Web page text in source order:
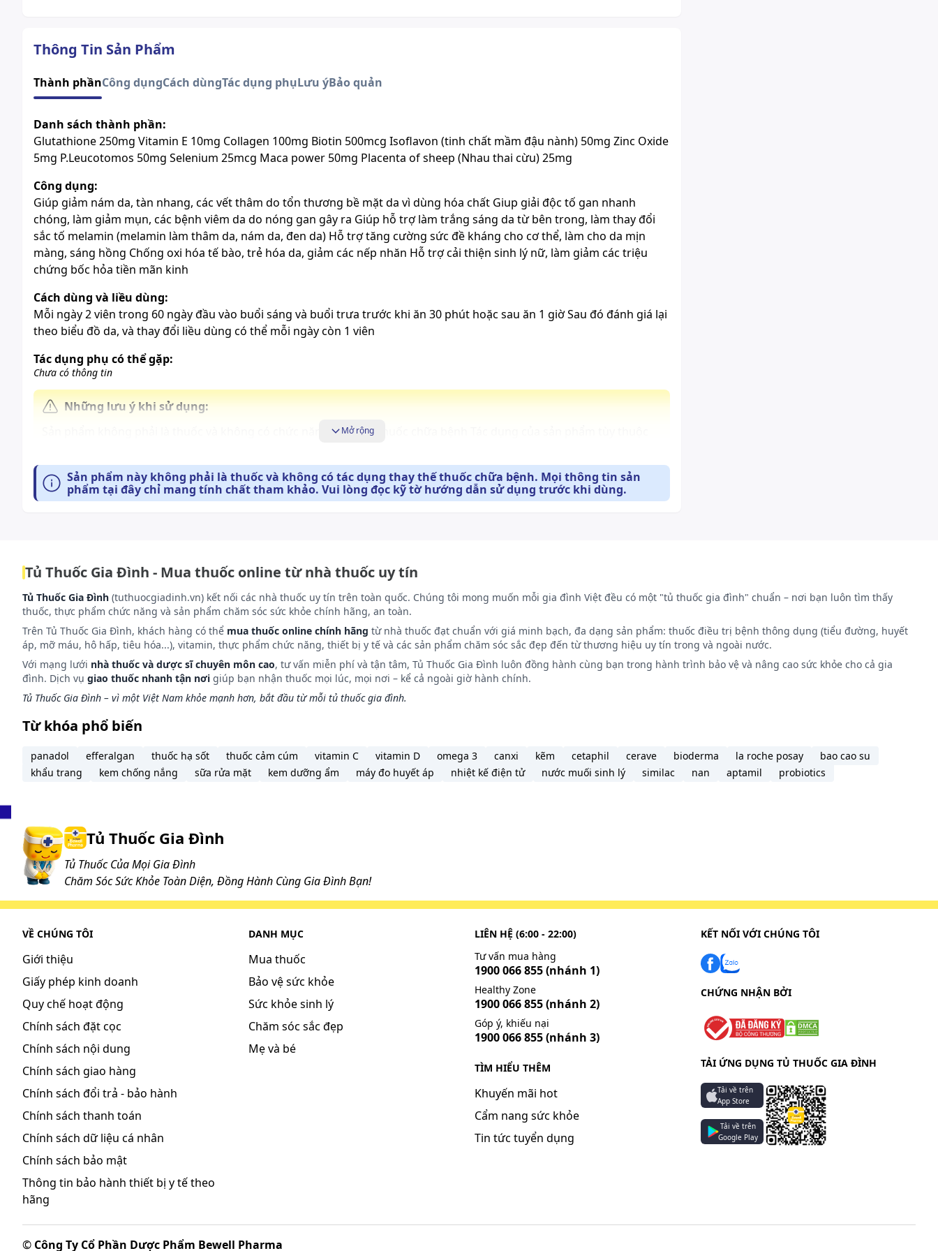
Thông Tin Sản Phẩm
Thành phầnCông dụngCách dùngTác dụng phụLưu ýBảo quản
Danh sách thành phần:
Glutathione 250mg Vitamin E 10mg Collagen 100mg Biotin 500mcg Isoflavon (tinh chất mầm đậu nành) 50mg Zinc Oxide
5mg P.Leucotomos 50mg Selenium 25mcg Maca power 50mg Placenta of sheep (Nhau thai cừu) 25mg
Công dụng:
Giúp giảm nám da, tàn nhang, các vết thâm do tổn thương bề mặt da vì dùng hóa chất Giup giải độc tố gan nhanh
chóng, làm giảm mụn, các bệnh viêm da do nóng gan gây ra Giúp hỗ trợ làm trắng sáng da từ bên trong, làm thay đổi
sắc tố melamin (melamin làm thâm da, nám da, đen da) Hỗ trợ tăng cường sức đề kháng cho cơ thể, làm cho da mịn
màng, sáng hồng Chống oxi hóa tế bào, trẻ hóa da, giảm các nếp nhăn Hỗ trợ cải thiện sinh lý nữ, làm giảm các triệu
chứng bốc hỏa tiền mãn kinh
Cách dùng và liều dùng:
Mỗi ngày 2 viên trong 60 ngày đầu vào buổi sáng và buổi trưa trước khi ăn 30 phút hoặc sau ăn 1 giờ Sau đó đánh giá lại
theo biểu đồ da, và thay đổi liều dùng có thể mỗi ngày còn 1 viên
Tác dụng phụ có thể gặp:
Chưa có thông tin
Những lưu ý khi sử dụng:
Sản phẩm không phải là thuốc và không có chức năng thay thế thuốc chữa bệnh Tác dụng của sản phẩm tùy thuộc
Cách bảo quản:
Nơi khô ráo thoáng mát, tránh ánh nắng trực tiếp và nhiệt độ cao
Mở rộng
Sản phẩm này không phải là thuốc và không có tác dụng thay thế thuốc chữa bệnh. Mọi thông tin sản
phẩm tại đây chỉ mang tính chất tham khảo. Vui lòng đọc kỹ tờ hướng dẫn sử dụng trước khi dùng.
Tủ Thuốc Gia Đình - Mua thuốc online từ nhà thuốc uy tín
Tủ Thuốc Gia Đình (tuthuocgiadinh.vn) kết nối các nhà thuốc uy tín trên toàn quốc. Chúng tôi mong muốn mỗi gia đình Việt đều có một "tủ thuốc gia đình" chuẩn – nơi bạn luôn tìm thấy
thuốc, thực phẩm chức năng và sản phẩm chăm sóc sức khỏe chính hãng, an toàn.
Trên Tủ Thuốc Gia Đình, khách hàng có thể mua thuốc online chính hãng từ nhà thuốc đạt chuẩn với giá minh bạch, đa dạng sản phẩm: thuốc điều trị bệnh thông dụng (tiểu đường, huyết
áp, mỡ máu, hô hấp, tiêu hóa...), vitamin, thực phẩm chức năng, thiết bị y tế và các sản phẩm chăm sóc sắc đẹp đến từ thương hiệu uy tín trong và ngoài nước.
Với mạng lưới nhà thuốc và dược sĩ chuyên môn cao, tư vấn miễn phí và tận tâm, Tủ Thuốc Gia Đình luôn đồng hành cùng bạn trong hành trình bảo vệ và nâng cao sức khỏe cho cả gia
đình. Dịch vụ giao thuốc nhanh tận nơi giúp bạn nhận thuốc mọi lúc, mọi nơi – kể cả ngoài giờ hành chính.
Tủ Thuốc Gia Đình – vì một Việt Nam khỏe mạnh hơn, bắt đầu từ mỗi tủ thuốc gia đình.
Từ khóa phổ biến
panadol efferalgan thuốc hạ sốt thuốc cảm cúm vitamin C vitamin D omega 3 canxi kẽm cetaphil cerave bioderma la roche posay
bao cao su
khẩu trang
kem chống nắng sữa rửa mặt kem dưỡng ẩm máy đo huyết áp nhiệt kế điện tử nước muối sinh lý similac nan aptamil probiotics
Tủ Thuốc Gia Đình
Tủ Thuốc Của Mọi Gia Đình
Chăm Sóc Sức Khỏe Toàn Diện, Đồng Hành Cùng Gia Đình Bạn!
VỀ CHÚNG TÔI
Giới thiệu
Giấy phép kinh doanh
Quy chế hoạt động
Chính sách đặt cọc
Chính sách nội dung
Chính sách giao hàng
Chính sách đổi trả - bảo hành
Chính sách thanh toán
Chính sách dữ liệu cá nhân
Chính sách bảo mật
Thông tin bảo hành thiết bị y tế theo
hãng
DANH MỤC
Mua thuốc
Bảo vệ sức khỏe
Sức khỏe sinh lý
Chăm sóc sắc đẹp
Mẹ và bé
LIÊN HỆ (6:00 - 22:00)
Tư vấn mua hàng
1900 066 855(nhánh 1)
Healthy Zone
1900 066 855(nhánh 2)
Góp ý, khiếu nại
1900 066 855(nhánh 3)
TÌM HIỂU THÊM
Khuyến mãi hot
Cẩm nang sức khỏe
Tin tức tuyển dụng
KẾT NỐI VỚI CHÚNG TÔI
CHỨNG NHẬN BỞI
TẢI ỨNG DỤNG TỦ THUỐC GIA ĐÌNH
Tải về trên
App Store
Tải về trên
Google Play
© Công Ty Cổ Phần Dược Phẩm Bewell Pharma